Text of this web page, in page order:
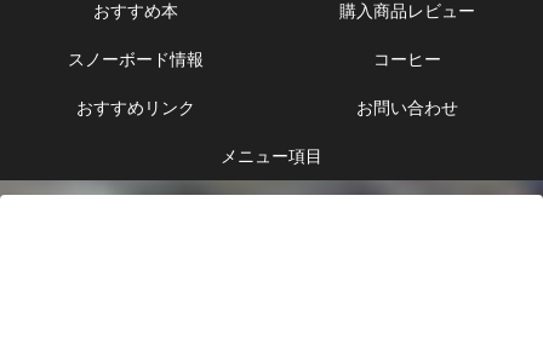
おすすめ本 購入商品レビュー
スノーボード情報 コーヒー
おすすめリンク お問い合わせ
メニュー項目